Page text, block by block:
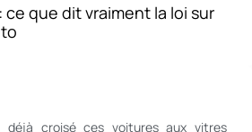
déjà croisé ces voitures aux vitres
que dit vraiment la loi sur